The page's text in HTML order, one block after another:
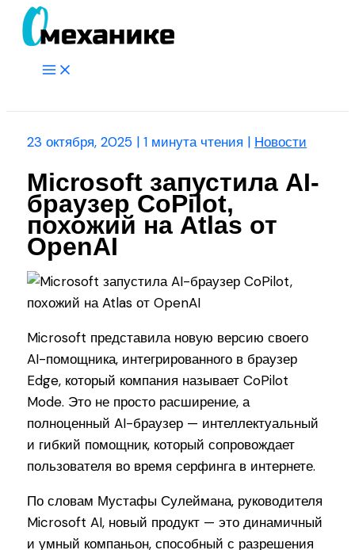
Перейти
Main
23 октября, 2025 |1 минута чтения | Новости
Microsoft запустила AI-
браузер CoPilot,
похожий на Atlas от
OpenAI
Microsoft представила новую версию своего
AI-помощника, интегрированного в браузер
Edge, который компания называет CoPilot
Mode. Это не просто расширение, а
полноценный AI-браузер — интеллектуальный
и гибкий помощник, который сопровождает
пользователя во время серфинга в интернете.
По словам Мустафы Сулеймана, руководителя
Microsoft AI, новый продукт — это динамичный
и умный компаньон, способный с разрешения